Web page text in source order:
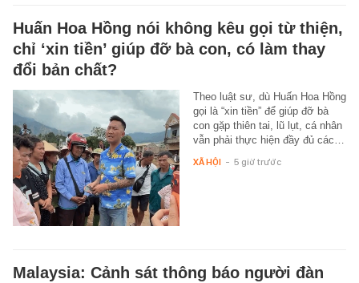
Huấn Hoa Hồng nói không kêu gọi từ thiện,
chỉ ‘xin tiền’ giúp đỡ bà con, có làm thay
đổi bản chất?
Theo luật sư, dù Huấn Hoa Hồng
gọi là “xin tiền” để giúp đỡ bà
con gặp thiên tai, lũ lụt, cá nhân
vẫn phải thực hiện đầy đủ các…
XÃ HỘI - 5 giờ trước
Malaysia: Cảnh sát thông báo người đàn